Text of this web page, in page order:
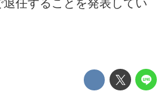
退任することを発表してい